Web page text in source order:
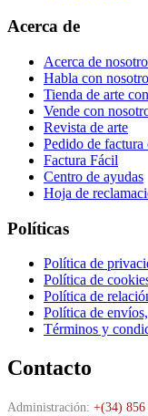
Acerca de
Acerca de
Habla con
Tienda de arte
Vende con
Revista de arte
Pedido de
Factura Fácil
Centro de ayudas
Hoja de
Políticas
Política de
Política de
Política de
Política de
Términos y
Contacto
Administración: +(34) 856